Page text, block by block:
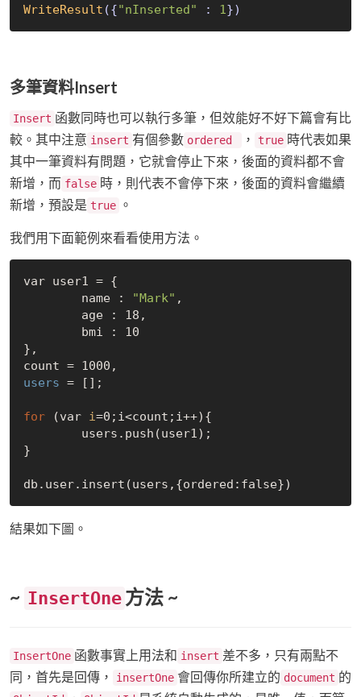
WriteResult ({"nInserted" : 1})
多筆資料Insert
Insert 函數同時也可以執行多筆，但效能好不好下篇會有比
較。其中注意 insert 有個參數 ordered ， true 時代表如果
其中一筆資料有問題，它就會停止下來，後面的資料都不會
新增，而 false 時，則代表不會停下來，後面的資料會繼續
新增，預設是 true 。
我們用下面範例來看看使用方法。
var user1 = {
	name :
"Mark" ,
},
count = 1000,
users = [];
for (var i=0;i<count;i++){
}
結果如下圖。
~ InsertOne 方法 ~
InsertOne 函數事實上用法和 insert 差不多，只有兩點不
同，首先是回傳，
insertOne 會回傳你所建立的 document 的